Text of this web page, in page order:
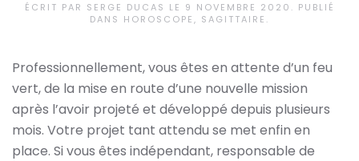
ÉCRIT PAR SERGE DUCAS LE 9 NOVEMBRE 2020 . PUBLIÉ
DANS HOROSCOPE, SAGITTAIRE .
Professionnellement, vous êtes en attente d’un feu
vert, de la mise en route d’une nouvelle mission
après l’avoir projeté et développé depuis plusieurs
mois. Votre projet tant attendu se met enfin en
place. Si vous êtes indépendant, responsable de